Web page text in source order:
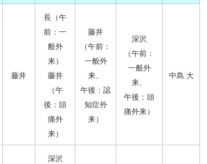
藤井
長（午
前：一
般外
来）
藤井
（午
後：頭
痛外
来）
藤井
（午前：
一般外
来、
午後：認
知症外
来）
深沢
（午前：
一般外
来、
午後：頭
痛外来）
中島 大
深沢